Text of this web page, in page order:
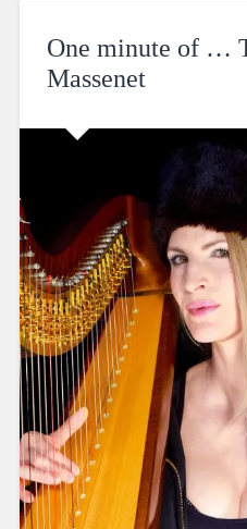
One minute of …
Massenet